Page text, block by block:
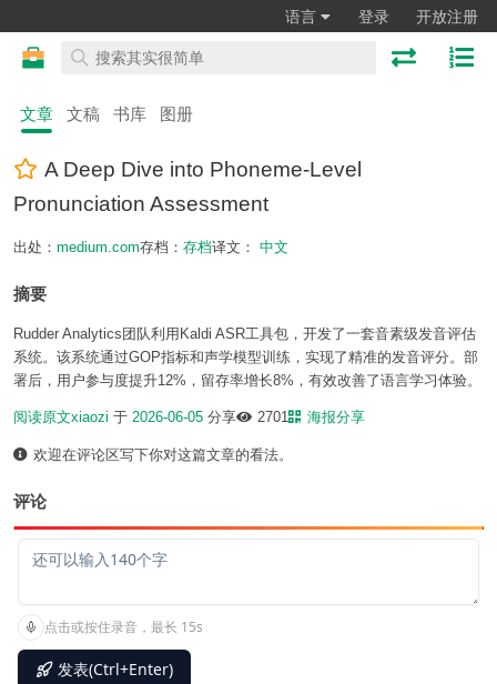
语言 登录 开放注册
文章 文稿 书库 图册
A Deep Dive into Phoneme-Level
Pronunciation Assessment
出处： medium.com存档： 存档译文： 中文
摘要
Rudder Analytics团队利用Kaldi ASR工具包，开发了一套音素级发音评估
系统。该系统通过GOP指标和声学模型训练，实现了精准的发音评分。部
署后，用户参与度提升12%，留存率增长8%，有效改善了语言学习体验。
阅读原文xiaozi 于 2026-06-05 分享 2701 海报分享
欢迎在评论区写下你对这篇文章的看法。
评论